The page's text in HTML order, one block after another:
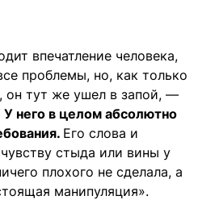
впечатление человека,
проблемы, но, как только
он тут же ушел в запой, —
У него в целом абсолютно
Его слова и
стыда или вины у
плохого не сделала, а
манипуляция».